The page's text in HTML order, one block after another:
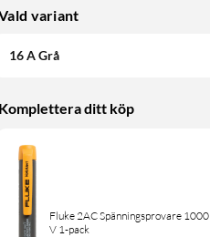
variant
16 A Grå
Komplettera ditt köp
Fluke 2AC Spänningsprovare 1000
V 1-pack